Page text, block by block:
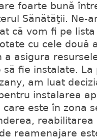
foarte bună
Sănătăţii. Ne-
că vom fi pe
cu cele două
a asigura
fie instalate. La
am luat
instalarea
este în zona
reabilitarea
reamenajare